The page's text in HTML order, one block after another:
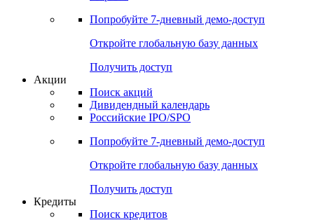
Cbonds Pages
Опросы
Попробуйте7-дневный
Откройте глобальную базу данных
Получить доступ
Поиск акций
Российские IPO/SPO
Попробуйте7-дневный
Откройте глобальную базу данных